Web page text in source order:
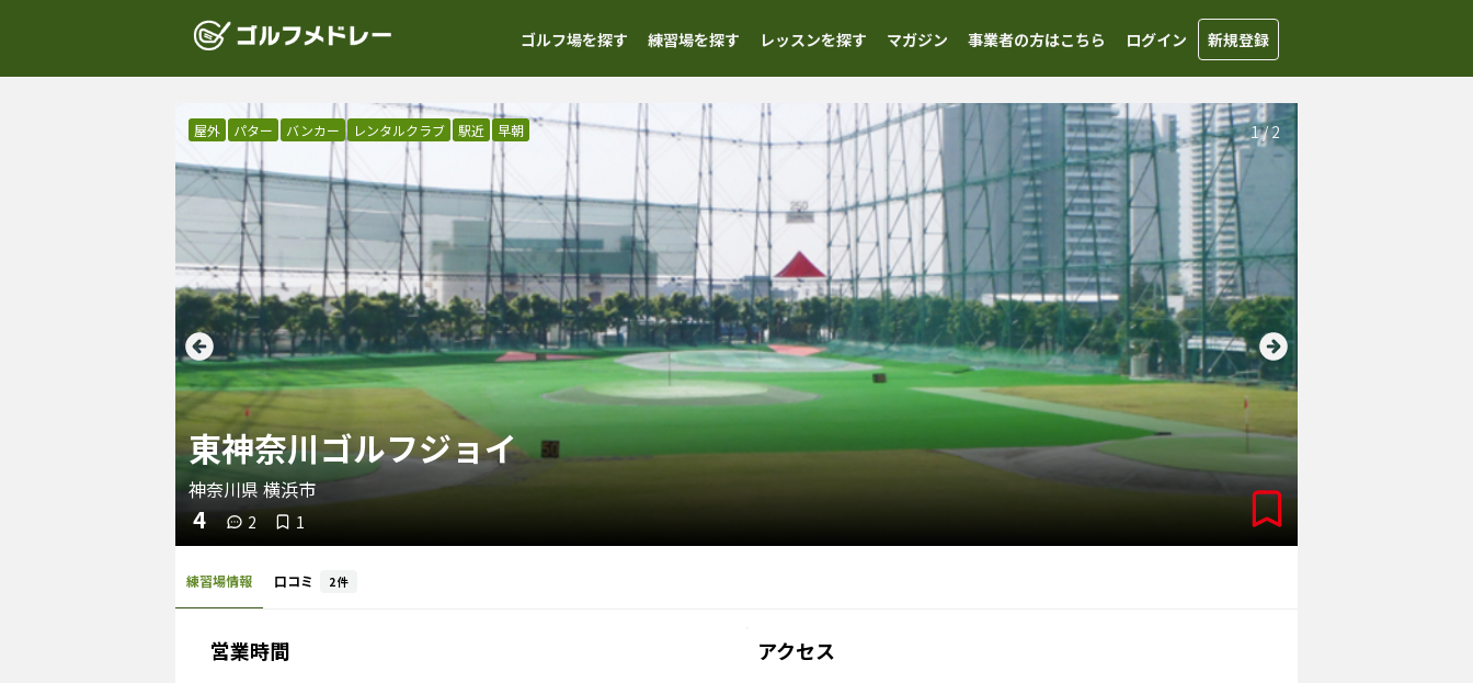
ゴルフ場を探す 練習場を探す レッスンを探す マガジン 事業者の方はこちら ログイン 新規登録
1/2
屋外 パター バンカー レンタルクラブ 駅近 早朝
東神奈川ゴルフジョイ
神奈川県 横浜市
4 2 1
練習場情報 口コミ 2件
営業時間 アクセス